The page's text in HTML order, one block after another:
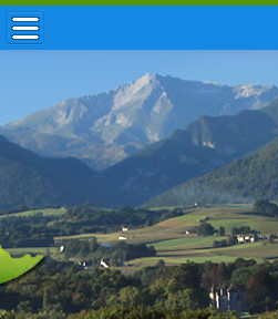
ACCUEIL / INFOS
MUNICIPALITÉ
VIE LOCALE
ENFANCE
TOURISME
HISTOIRE